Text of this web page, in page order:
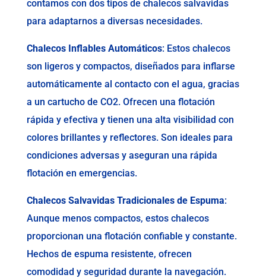
contamos con dos tipos de chalecos salvavidas
para adaptarnos a diversas necesidades.
Chalecos Inflables Automáticos: Estos chalecos
son ligeros y compactos, diseñados para inflarse
automáticamente al contacto con el agua, gracias
a un cartucho de CO2. Ofrecen una flotación
rápida y efectiva y tienen una alta visibilidad con
colores brillantes y reflectores. Son ideales para
condiciones adversas y aseguran una rápida
flotación en emergencias.
Chalecos Salvavidas Tradicionales de Espuma:
Aunque menos compactos, estos chalecos
proporcionan una flotación confiable y constante.
Hechos de espuma resistente, ofrecen
comodidad y seguridad durante la navegación.